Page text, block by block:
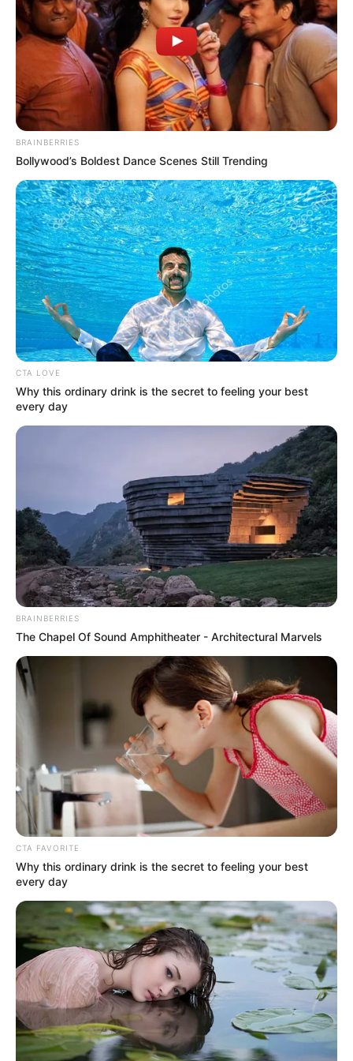
EMAIL ΑΚΟΛΟΥΘΉΣΤΕ
ΣΠΑΜΕ ΤΟ ΜΑΤΡΙΞ – ΤΟ ΒΙΒΛΙΟ
BRAINBERRIES
Bollywood’s Boldest Dance Scenes Still Trending
CTA LOVE
Why this ordinary drink is the secret to feeling your best
every day
BRAINBERRIES
The Chapel Of Sound Amphitheater - Architectural Marvels
CTA FAVORITE
Why this ordinary drink is the secret to feeling your best
every day